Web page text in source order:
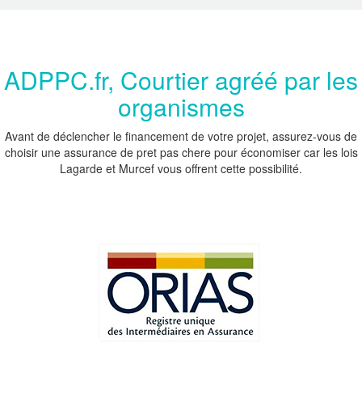
ADPPC.fr, Courtier agréé par les
organismes
Avant de déclencher le financement de votre projet, assurez-vous de
choisir une assurance de pret pas chere pour économiser car les lois
Lagarde et Murcef vous offrent cette possibilité.